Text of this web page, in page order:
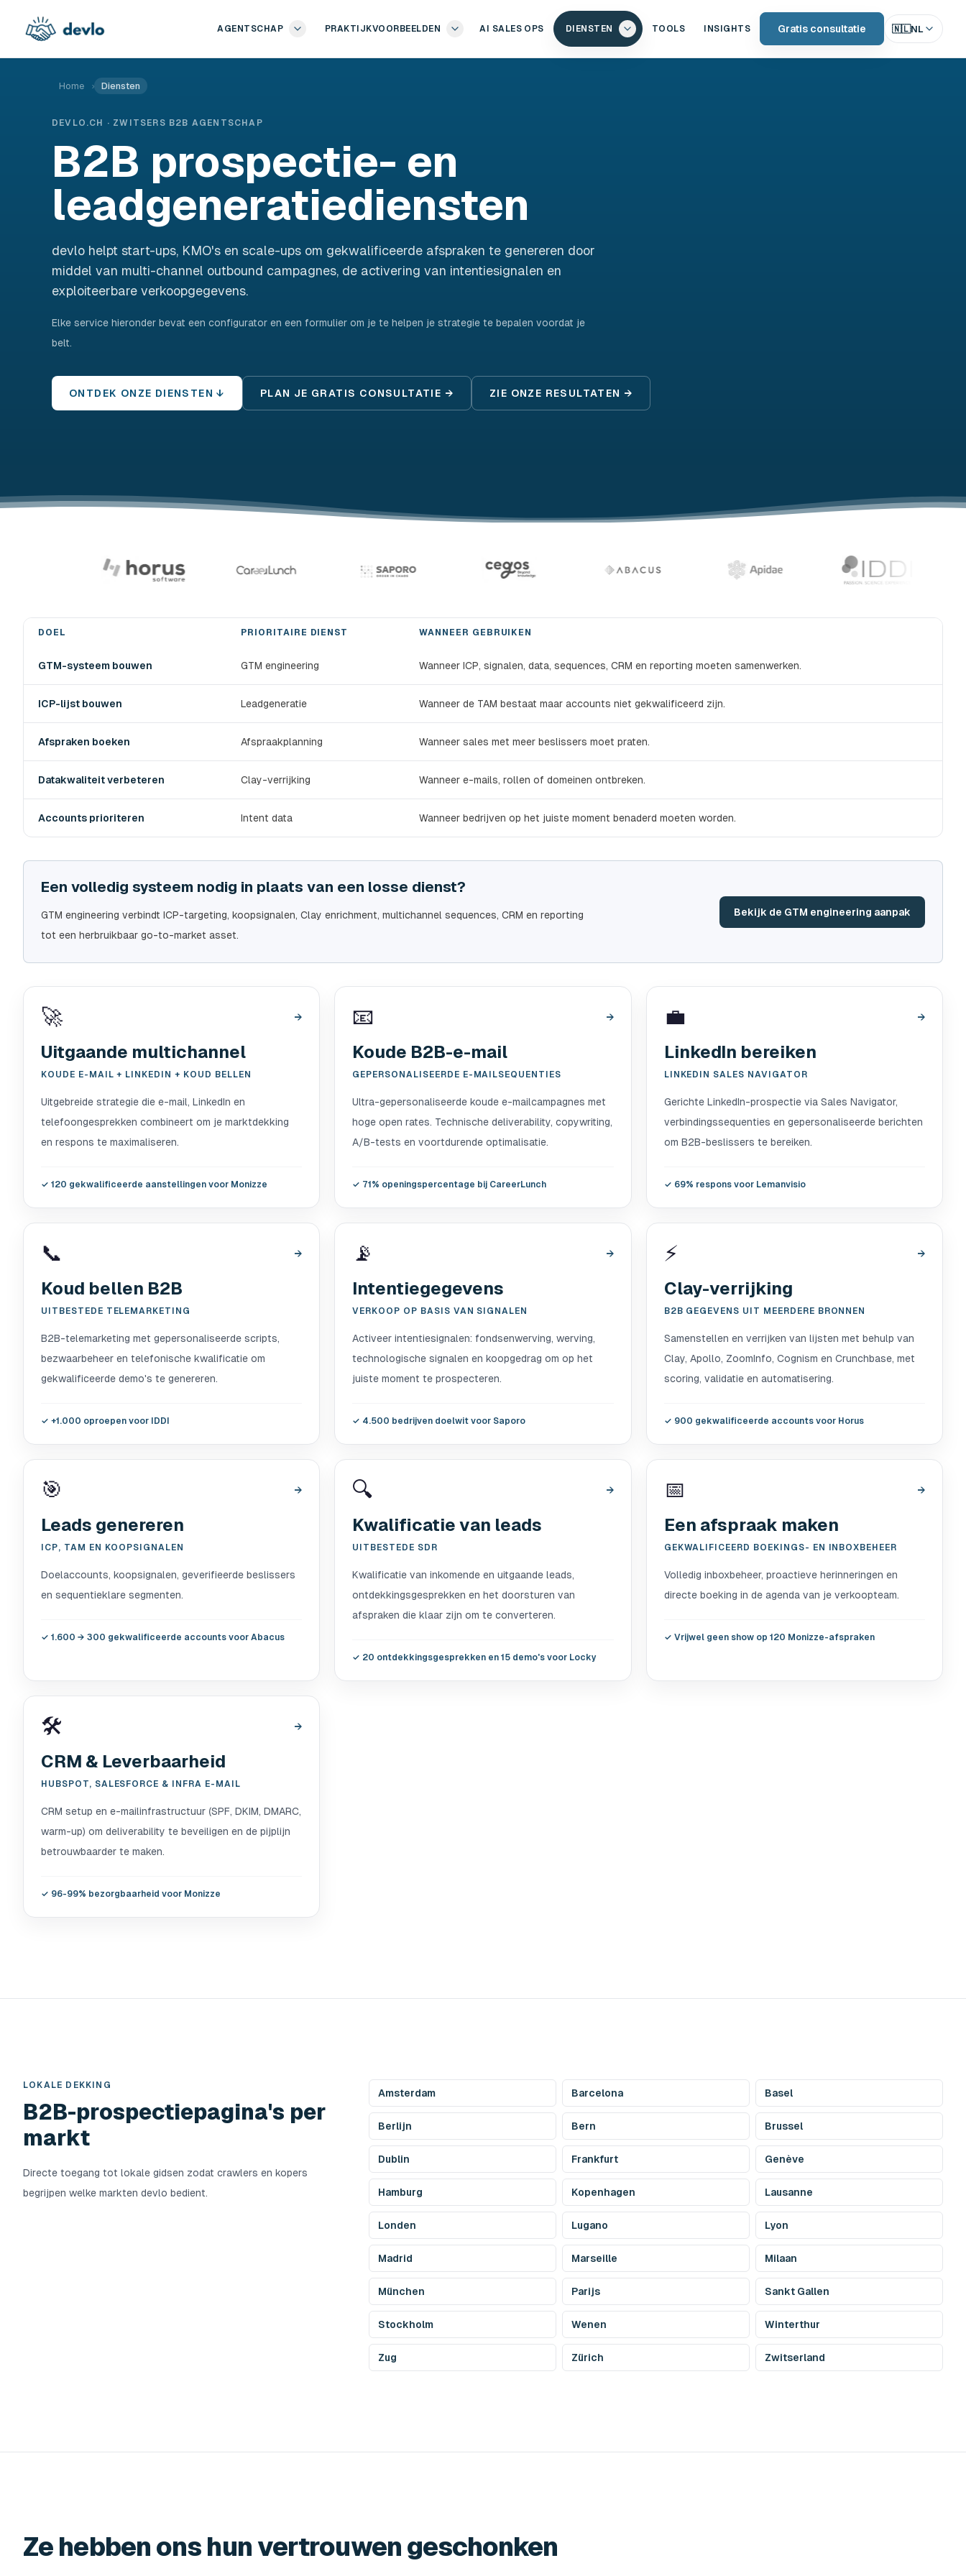
AGENTSCHAP PRAKTIJKVOORBEELDEN AI SALES OPS DIENSTEN TOOLS INSIGHTS Gratis consultatie 🇳🇱NL
Home › Diensten
DEVLO.CH · ZWITSERS B2B AGENTSCHAP
B2B prospectie- en
leadgeneratiediensten
devlo helpt start-ups, KMO's en scale-ups om gekwalificeerde afspraken te genereren door
middel van multi-channel outbound campagnes, de activering van intentiesignalen en
exploiteerbare verkoopgegevens.
Elke service hieronder bevat een configurator en een formulier om je te helpen je strategie te bepalen voordat je
belt.
ONTDEK ONZE DIENSTEN ↓ PLAN JE GRATIS CONSULTATIE → ZIE ONZE RESULTATEN →
DOEL PRIORITAIRE DIENST WANNEER GEBRUIKEN
GTM-systeem bouwen GTM engineering Wanneer ICP, signalen, data, sequences, CRM en reporting moeten samenwerken.
ICP-lijst bouwen Leadgeneratie Wanneer de TAM bestaat maar accounts niet gekwalificeerd zijn.
Afspraken boeken Afspraakplanning Wanneer sales met meer beslissers moet praten.
Datakwaliteit verbeteren Clay-verrijking Wanneer e-mails, rollen of domeinen ontbreken.
Accounts prioriteren Intent data Wanneer bedrijven op het juiste moment benaderd moeten worden.
Een volledig systeem nodig in plaats van een losse dienst?
GTM engineering verbindt ICP-targeting, koopsignalen, Clay enrichment, multichannel sequences, CRM en reporting
tot een herbruikbaar go-to-market asset.
Bekijk de GTM engineering aanpak
🚀 →
Uitgaande multichannel
KOUDE E-MAIL + LINKEDIN + KOUD BELLEN
Uitgebreide strategie die e-mail, LinkedIn en
telefoongesprekken combineert om je marktdekking
en respons te maximaliseren.
✓ 120 gekwalificeerde aanstellingen voor Monizze
📧 →
Koude B2B-e-mail
GEPERSONALISEERDE E-MAILSEQUENTIES
Ultra-gepersonaliseerde koude e-mailcampagnes met
hoge open rates. Technische deliverability, copywriting,
A/B-tests en voortdurende optimalisatie.
✓ 71% openingspercentage bij CareerLunch
💼 →
LinkedIn bereiken
LINKEDIN SALES NAVIGATOR
Gerichte LinkedIn-prospectie via Sales Navigator,
verbindingssequenties en gepersonaliseerde berichten
om B2B-beslissers te bereiken.
✓ 69% respons voor Lemanvisio
📞 →
Koud bellen B2B
UITBESTEDE TELEMARKETING
B2B-telemarketing met gepersonaliseerde scripts,
bezwaarbeheer en telefonische kwalificatie om
gekwalificeerde demo's te genereren.
✓ +1.000 oproepen voor IDDI
📡 →
Intentiegegevens
VERKOOP OP BASIS VAN SIGNALEN
Activeer intentiesignalen: fondsenwerving, werving,
technologische signalen en koopgedrag om op het
juiste moment te prospecteren.
✓ 4.500 bedrijven doelwit voor Saporo
⚡ →
Clay-verrijking
B2B GEGEVENS UIT MEERDERE BRONNEN
Samenstellen en verrijken van lijsten met behulp van
Clay, Apollo, ZoomInfo, Cognism en Crunchbase, met
scoring, validatie en automatisering.
✓ 900 gekwalificeerde accounts voor Horus
🎯 →
Leads genereren
ICP, TAM EN KOOPSIGNALEN
Doelaccounts, koopsignalen, geverifieerde beslissers
en sequentieklare segmenten.
✓ 1.600 → 300 gekwalificeerde accounts voor Abacus
🔍 →
Kwalificatie van leads
UITBESTEDE SDR
Kwalificatie van inkomende en uitgaande leads,
ontdekkingsgesprekken en het doorsturen van
afspraken die klaar zijn om te converteren.
✓ 20 ontdekkingsgesprekken en 15 demo's voor Locky
📅 →
Een afspraak maken
GEKWALIFICEERD BOEKINGS- EN INBOXBEHEER
Volledig inboxbeheer, proactieve herinneringen en
directe boeking in de agenda van je verkoopteam.
✓ Vrijwel geen show op 120 Monizze-afspraken
🛠️ →
CRM & Leverbaarheid
HUBSPOT, SALESFORCE & INFRA E-MAIL
CRM setup en e-mailinfrastructuur (SPF, DKIM, DMARC,
warm-up) om deliverability te beveiligen en de pijplijn
betrouwbaarder te maken.
✓ 96-99% bezorgbaarheid voor Monizze
LOKALE DEKKING
B2B-prospectiepagina's per
markt
Directe toegang tot lokale gidsen zodat crawlers en kopers
begrijpen welke markten devlo bedient.
Amsterdam Barcelona Basel
Berlijn Bern Brussel
Dublin Frankfurt Genève
Hamburg Kopenhagen Lausanne
Londen Lugano Lyon
Madrid Marseille Milaan
München Parijs Sankt Gallen
Stockholm Wenen Winterthur
Zug Zürich Zwitserland
Ze hebben ons hun vertrouwen geschonken